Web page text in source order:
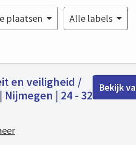
plaatsen Alle labels
en veiligheid /
| 24 - 32
Bekijk